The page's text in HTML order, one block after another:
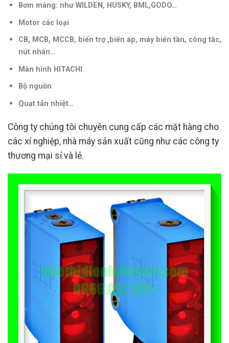
Bơm màng: như WILDEN, HUSKY, BML,GODO…
Motor các loại
CB, MCB, MCCB, biến trợ ,biến áp, máy biến tần, công tắc,
nút nhấn…
Màn hình HITACHI
Bộ nguồn
Quạt tản nhiệt…
Công ty chúng tôi chuyên cung cấp các mặt hàng cho
các xí nghiệp, nhà máy sản xuất cũng như các công ty
thương mại sỉ và lẻ.